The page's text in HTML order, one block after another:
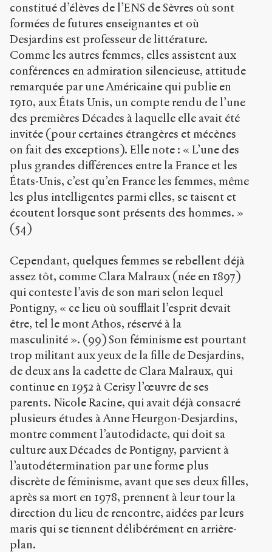
constitué d’élèves de l’ENS de Sèvres où sont
formées de futures enseignantes et où
Desjardins est professeur de littérature.
Comme les autres femmes, elles assistent aux
conférences en admiration silencieuse, attitude
remarquée par une Américaine qui publie en
1910, aux États Unis, un compte rendu de l’une
des premières Décades à laquelle elle avait été
invitée (pour certaines étrangères et mécènes
on fait des exceptions). Elle note : « L’une des
plus grandes différences entre la France et les
États-Unis, c’est qu’en France les femmes, même
les plus intelligentes parmi elles, se taisent et
écoutent lorsque sont présents des hommes. »
(54)
Cependant, quelques femmes se rebellent déjà
assez tôt, comme Clara Malraux (née en 1897)
qui conteste l’avis de son mari selon lequel
Pontigny, « ce lieu où soufflait l’esprit devait
être, tel le mont Athos, réservé à la
masculinité ». (99) Son féminisme est pourtant
trop militant aux yeux de la fille de Desjardins,
de deux ans la cadette de Clara Malraux, qui
continue en 1952 à Cerisy l’œuvre de ses
parents. Nicole Racine, qui avait déjà consacré
plusieurs études à Anne Heurgon-Desjardins,
montre comment l’autodidacte, qui doit sa
culture aux Décades de Pontigny, parvient à
l’autodétermination par une forme plus
discrète de féminisme, avant que ses deux filles,
après sa mort en 1978, prennent à leur tour la
direction du lieu de rencontre, aidées par leurs
maris qui se tiennent délibérément en arrière-
plan.